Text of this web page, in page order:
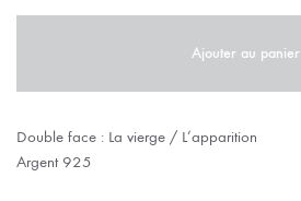
Ajouter au panier
Double face : La vierge / L’apparition
Argent 925